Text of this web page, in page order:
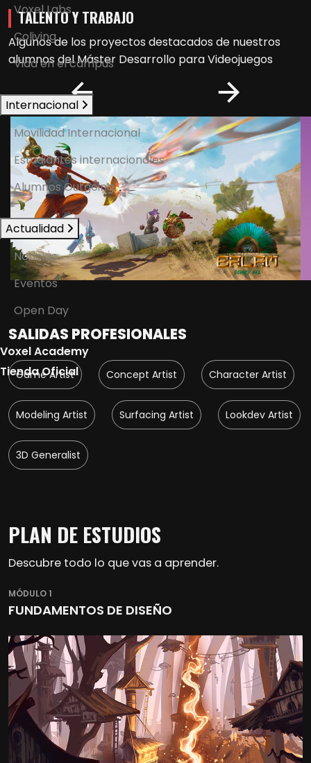
Voxel Labs
Coliving
Vida en el campus
Internacional
Movilidad Internacional
Estudiantes internacionales
Alumnos Outgoing
Actualidad
Noticias
Eventos
Open Day
Voxel Academy
Tienda Oficial
TALENTO Y TRABAJO
Algunos de los proyectos destacados de nuestros
alumnos delMáster Desarrollo para Videojuegos
SALIDAS PROFESIONALES
Game Artist Concept Artist Character Artist
Modeling Artist Surfacing Artist Lookdev Artist
3D Generalist
PLAN DE ESTUDIOS
Descubre todo lo que vas a aprender.
MÓDULO 1
FUNDAMENTOS DE DISEÑO